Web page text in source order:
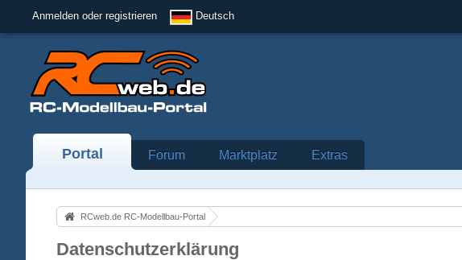
Anmelden oder registrieren Deutsch
Portal Forum Marktplatz Extras
RCweb.de RC-Modellbau-Portal
Datenschutzerklärung